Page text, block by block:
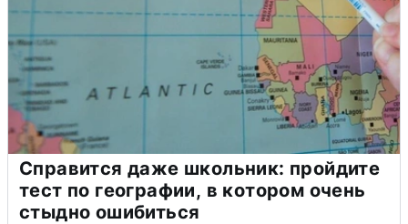
Справится даже школьник: пройдите
тест по географии, в котором очень
стыдно ошибиться